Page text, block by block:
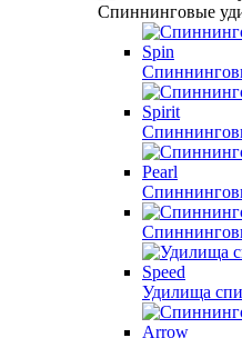
Спиннинговые
Удилища